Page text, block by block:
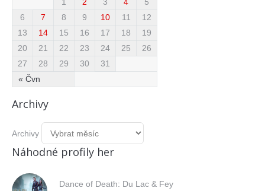
« Čvn
1 2 3 4
5
6
7 8 9 10 11
12
13
14 15 16 17 18
19
20
21 22 23 24 25
26
27
28 29 30 31
Archivy
Archivy
Náhodné profily her
Dance of Death: Du Lac & Fey